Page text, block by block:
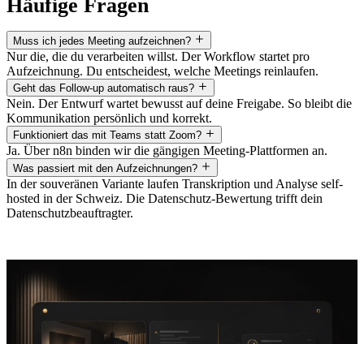
Häufige Fragen
Muss ich jedes Meeting aufzeichnen?
Nur die, die du verarbeiten willst. Der Workflow startet pro
Aufzeichnung. Du entscheidest, welche Meetings reinlaufen.
Geht das Follow-up automatisch raus?
Nein. Der Entwurf wartet bewusst auf deine Freigabe. So bleibt die
Kommunikation persönlich und korrekt.
Funktioniert das mit Teams statt Zoom?
Ja. Über n8n binden wir die gängigen Meeting-Plattformen an.
Was passiert mit den Aufzeichnungen?
In der souveränen Variante laufen Transkription und Analyse self-
hosted in der Schweiz. Die Datenschutz-Bewertung trifft dein
Datenschutzbeauftragter.